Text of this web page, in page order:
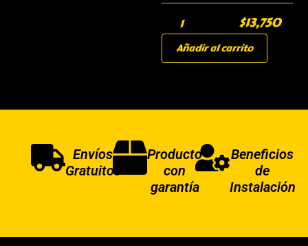
$13,750
Añadir al carrito
Envíos
Gratuitos
Producto
con
garantía
Beneficios
de
Instalación